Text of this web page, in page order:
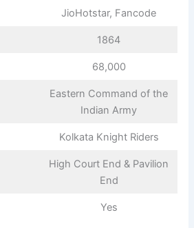
JioHotstar, Fancode
1864
68,000
Eastern Command of the
Indian Army
Kolkata Knight Riders
High Court End & Pavilion
End
Yes